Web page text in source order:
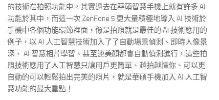
的技術在拍照功能中，其實過去在華碩智慧手機上就有許多 AI
功能於其中，而這一次 ZenFone 5 更大量積極地導入 AI 技術於
手機中各個功能環節裡面，像是拍照就是最佳的 AI 技術應用的
例子，以 AI 人工智慧技術加入了了自動場景偵測、即時人像景
深、 AI 智慧相片學習、甚至連美顏都會自動偵測進行，這些拍
照技術應用了人工智慧只讓用戶更簡單、越拍越懂你、可以更
自動的可以輕鬆拍出完美的照片，就是華碩手機加入 AI 人工智
慧功能的最大重點！